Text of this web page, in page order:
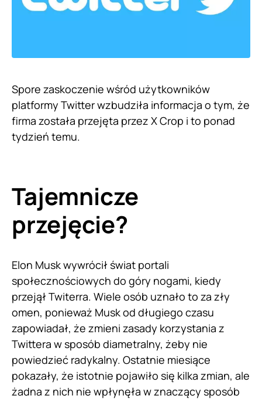
Spore zaskoczenie wśród użytkowników
platformy Twitter wzbudziła informacja o tym, że
firma została przejęta przez X Crop i to ponad
tydzień temu.
Tajemnicze
przejęcie?
Elon Musk wywrócił świat portali
społecznościowych do góry nogami, kiedy
przejął Twiterra. Wiele osób uznało to za zły
omen, ponieważ Musk od długiego czasu
zapowiadał, że zmieni zasady korzystania z
Twittera w sposób diametralny, żeby nie
powiedzieć radykalny. Ostatnie miesiące
pokazały, że istotnie pojawiło się kilka zmian, ale
żadna z nich nie wpłynęła w znaczący sposób